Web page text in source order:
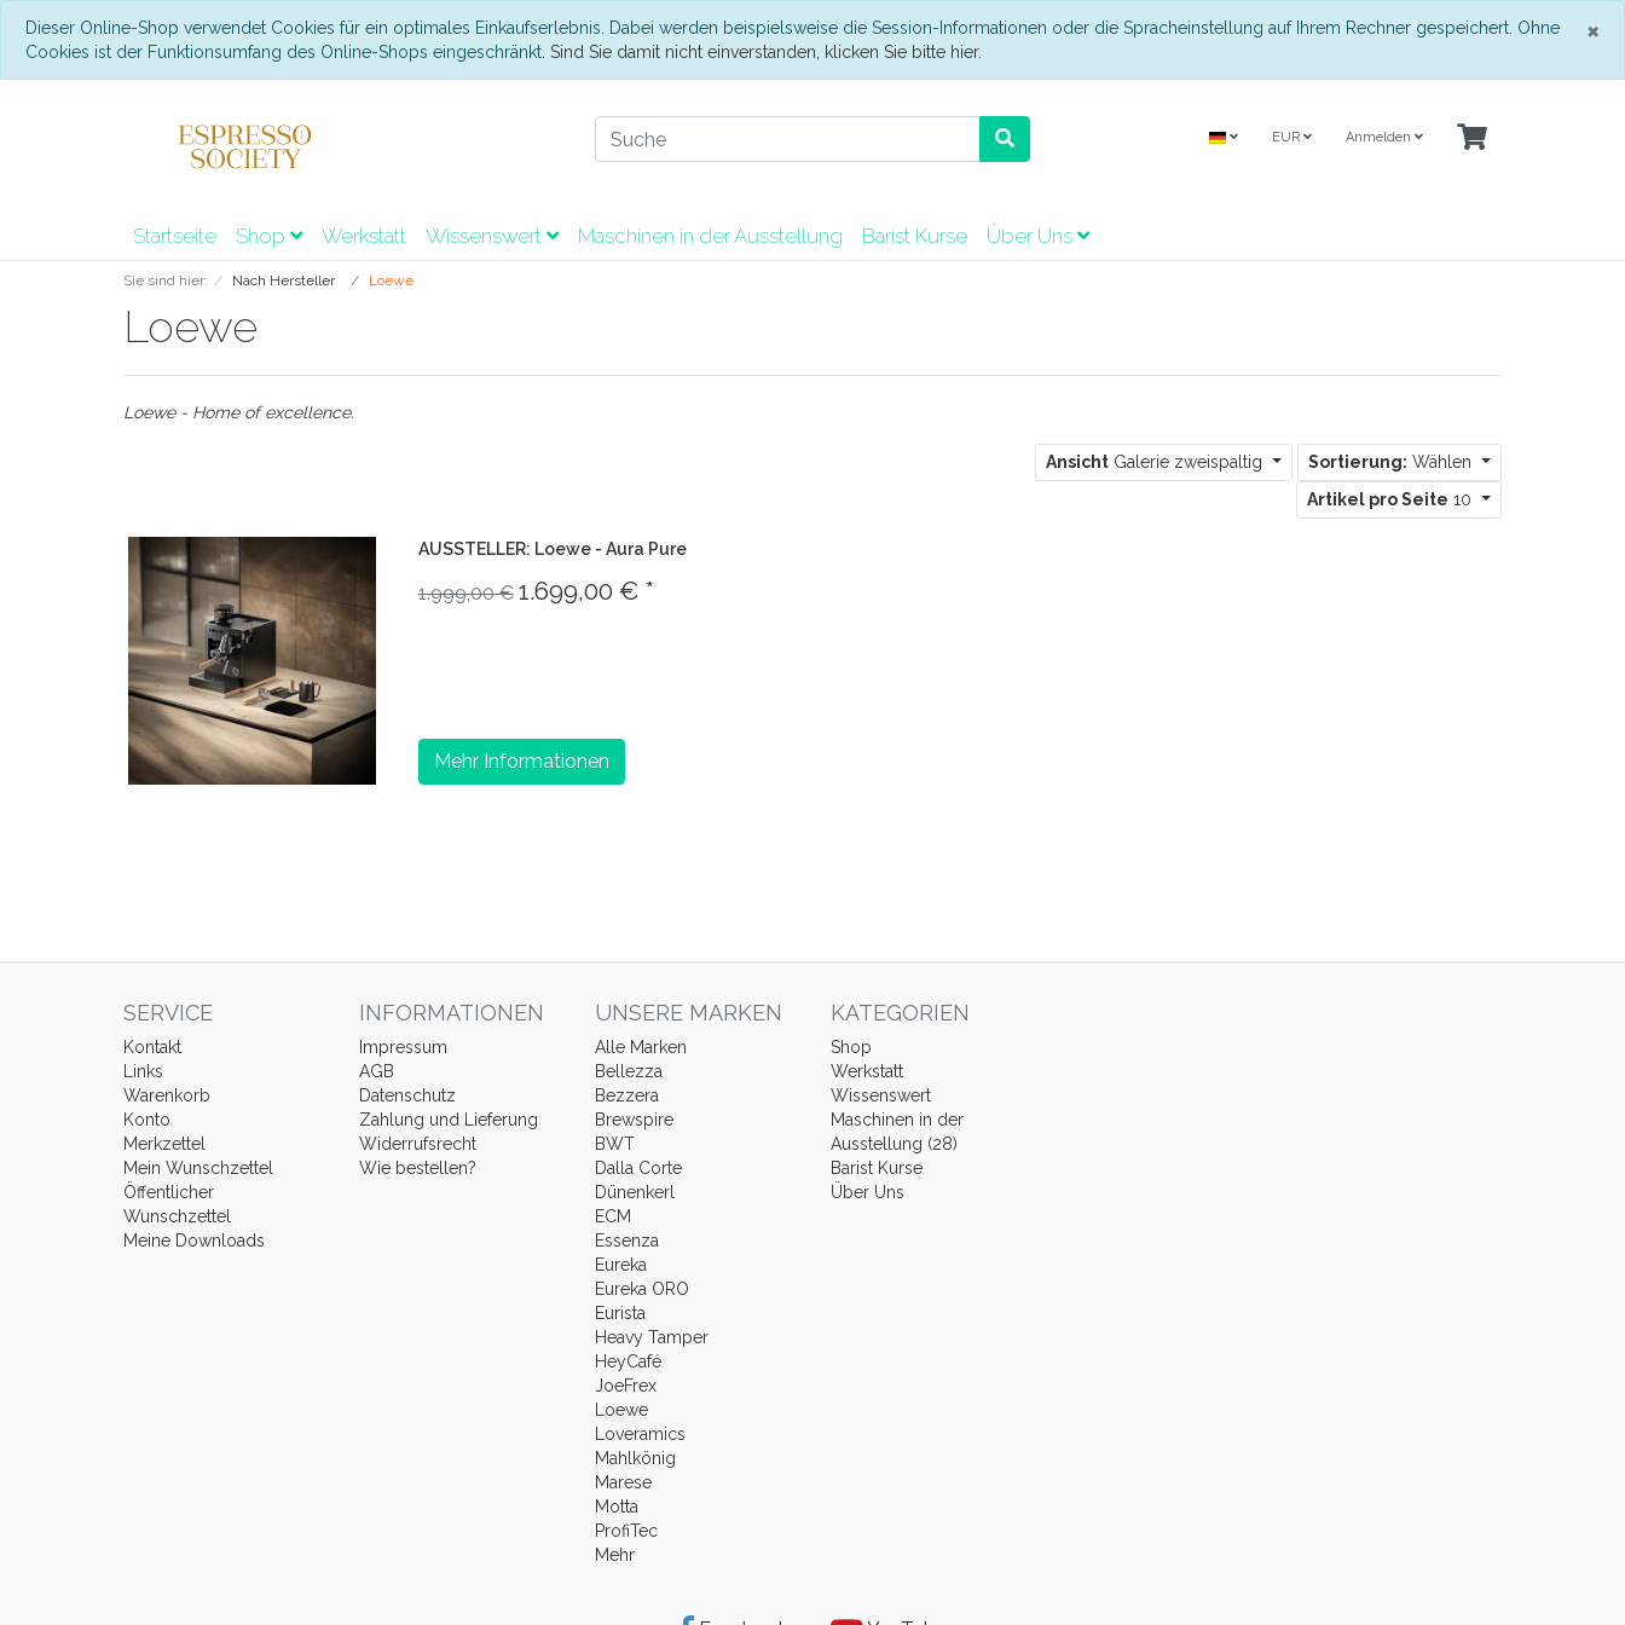
×
Dieser Online-Shop verwendet Cookies für ein optimales Einkaufserlebnis. Dabei werden beispielsweise die Session-Informationen oder die Spracheinstellung auf Ihrem Rechner gespeichert. Ohne
Cookies ist der Funktionsumfang des Online-Shops eingeschränkt. Sind Sie damit nicht einverstanden, klicken Sie bitte hier.
EUR Anmelden
Startseite Shop Werkstatt Wissenswert Maschinen in der Ausstellung Barist Kurse Über Uns
Sie sind hier: Nach Hersteller Loewe
Loewe
Loewe - Home of excellence.
Ansicht Galerie zweispaltig Sortierung: Wählen
Artikel pro Seite 10
AUSSTELLER: Loewe - Aura Pure
1.999,00 € 1.699,00 € *
Mehr Informationen
SERVICE
Kontakt
Links
Warenkorb
Konto
Merkzettel
Mein Wunschzettel
Öffentlicher
Wunschzettel
Meine Downloads
INFORMATIONEN
Impressum
AGB
Datenschutz
Zahlung und Lieferung
Widerrufsrecht
Wie bestellen?
UNSERE MARKEN
Alle Marken
Bellezza
Bezzera
Brewspire
BWT
Dalla Corte
Dünenkerl
ECM
Essenza
Eureka
Eureka ORO
Eurista
Heavy Tamper
HeyCafé
JoeFrex
Loewe
Loveramics
Mahlkönig
Marese
Motta
ProfiTec
Mehr
KATEGORIEN
Shop
Werkstatt
Wissenswert
Maschinen in der
Ausstellung (28)
Barist Kurse
Über Uns